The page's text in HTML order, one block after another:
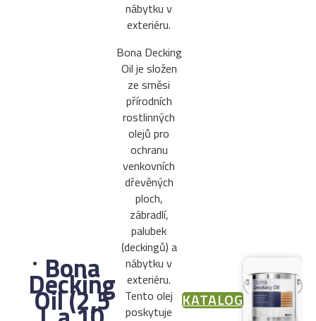
Bona
Decking
Oil (2,5
nábytku v
exteriéru.
Bona Decking
Oil je složen
ze směsi
přírodních
rostlinných
olejů pro
ochranu
venkovních
dřevěných
ploch,
zábradlí,
palubek
(deckingů) a
nábytku v
exteriéru.
Tento olej
poskytuje
KATALOG